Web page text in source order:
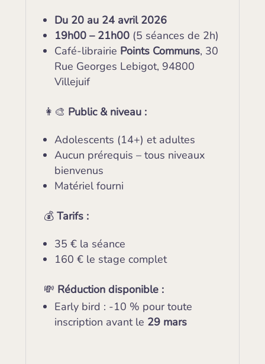
Du 20 au 24 avril 2026
19h00 – 21h00(5 séances de 2h)
Café-librairie Points Communs, 30
Rue Georges Lebigot, 94800
Villejuif
👩‍🎨 Public & niveau :
Adolescents (14+) et adultes
Aucun prérequis – tous niveaux
bienvenus
Matériel fourni
💰 Tarifs :
35 € la séance
160 € le stage complet
💸 Réduction disponible :
Early bird : -10 % pour toute
inscription avant le 29 mars